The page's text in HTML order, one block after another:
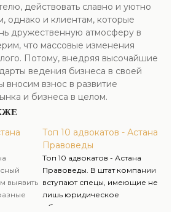
действовать славно и уютно
однако и клиентам, которые
дружественную атмосферу в
что массовые изменения
Потому, внедряя высочайшие
ведения бизнеса в своей
вносим взнос в развитие
и бизнеса в целом.
выявить
Топ 10 адвокатов - Астана
Правоведы
Топ 10 адвокатов - Астана
Правоведы. В штат компании
вступают спецы, имеющие не
лишь юридическое
образование, однако и опыт